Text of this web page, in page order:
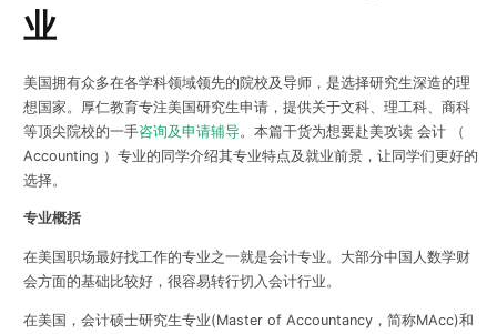
业
美国拥有众多在各学科领域领先的院校及导师，是选择研究生深造的理
想国家。厚仁教育专注美国研究生申请，提供关于文科、理工科、商科
等顶尖院校的一手咨询及申请辅导。本篇干货为想要赴美攻读 会计 （
Accounting ）专业的同学介绍其专业特点及就业前景，让同学们更好的
选择。
专业概括
在美国职场最好找工作的专业之一就是会计专业。大部分中国人数学财
会方面的基础比较好，很容易转行切入会计行业。
在美国，会计硕士研究生专业(Master of Accountancy，简称MAcc)和